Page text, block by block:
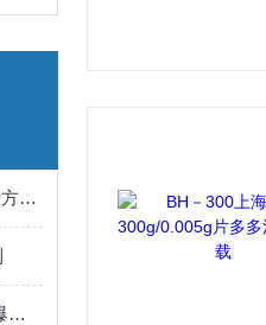
你知道片多多成人网站的称量方法有哪些么
LOCOSC朗科XK3150-EX防爆电子称 LP7510/LP7610